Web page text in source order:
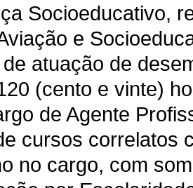
Socioeducativo,
e
atuação de
(cento e vinte)
de Agente
cursos correlatos
no cargo, com